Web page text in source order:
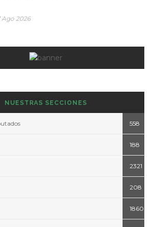
Ago 2026
NUESTRAS SECCIONES
558
188
2321
208
1860